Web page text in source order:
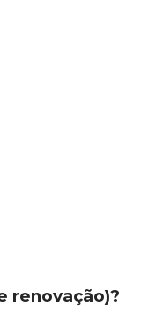
renovação)?